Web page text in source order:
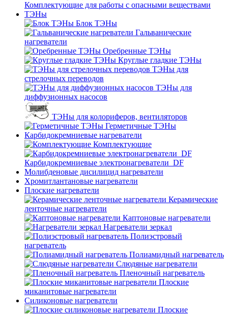
Комплектующие для работы с опасными веществами
ТЭНы
Блок ТЭНы
Гальванические
нагреватели
Оребренные ТЭНы
Круглые гладкие ТЭНы
ТЭНы для
стрелочных переводов
ТЭНы для
диффузионных насосов
ТЭНы для колориферов, вентиляторов
Герметичные ТЭНы
Карбидокремниевые нагреватели
Комплектующие
Карбидокремниевые электронагреватели_DF
Молибденовые дисилицид нагреватели
Хромитлантановые нагреватели
Плоские нагреватели
Керамические
ленточные нагреватели
Каптоновые нагреватели
Нагреватели зеркал
Полиэстровый
нагреватель
Полиамидный нагреватель
Слюдяные нагреватели
Пленочный нагреватель
Плоские
миканитовые нагреватели
Силиконовые нагреватели
Плоские